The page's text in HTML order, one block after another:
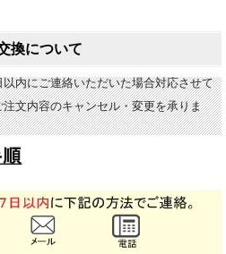
換について
内にご連絡いただいた場合対応させて
文内容のキャンセル・変更を承りま